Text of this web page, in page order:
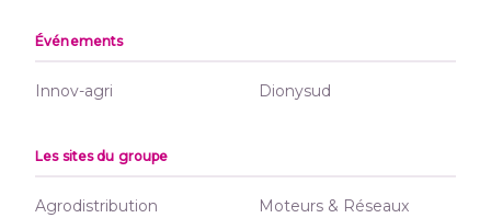
Événements
Innov-agri Dionysud
Les sites du groupe
Agrodistribution
Moteurs & Réseaux